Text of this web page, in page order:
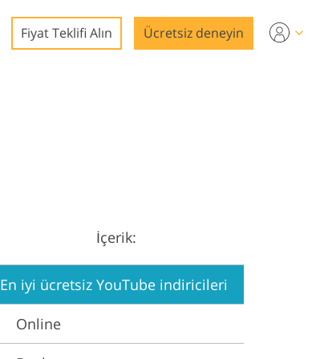
Fiyat Teklifi Alın Ücretsiz deneyin
İçerik:
En iyi ücretsiz YouTube indiricileri
Online